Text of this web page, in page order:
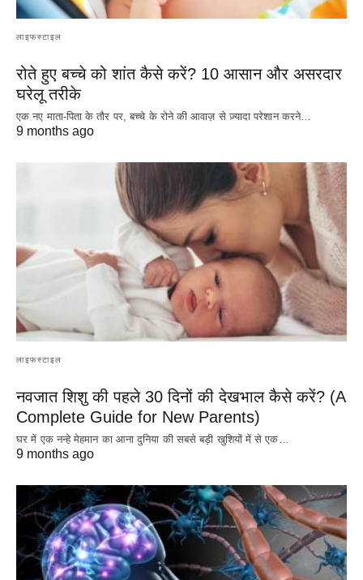
लाइफस्टाइल
रोते हुए बच्चे को शांत कैसे करें? 10 आसान और असरदार
घरेलू तरीके
एक नए माता-पिता के तौर पर, बच्चे के रोने की आवाज़ से ज़्यादा परेशान करने…
9 months ago
लाइफस्टाइल
नवजात शिशु की पहले 30 दिनों की देखभाल कैसे करें? (A
Complete Guide for New Parents)
घर में एक नन्हे मेहमान का आना दुनिया की सबसे बड़ी खुशियों में से एक…
9 months ago